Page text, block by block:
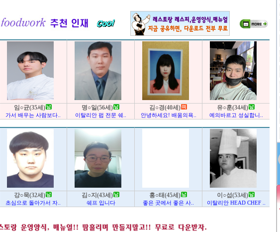
임○균(35세)
가서 배우는 사람보다..
명○일(56세)
이탈리안 펍 전문 쉐..
김○경(40세)
안녕하세요! 배움의욕..
유○훈(34세)
예의바르고 성실합니..
강○묵(32세)
초심으로 돌아가서 자..
김○지(43세)
쉐프 입니다
홍○태(45세)
좋은 곳에서 좋은 사..
이○섭(53세)
이탈리안 HEAD CHEF ..